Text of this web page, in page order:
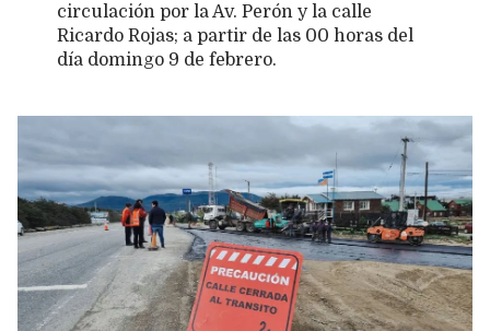
circulación por la Av. Perón y la calle
Ricardo Rojas; a partir de las 00 horas del
día domingo 9 de febrero.